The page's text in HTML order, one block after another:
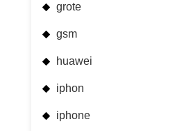
grote
gsm
huawei
iphon
iphone